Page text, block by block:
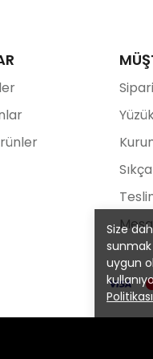
Size
uygun
Politikası